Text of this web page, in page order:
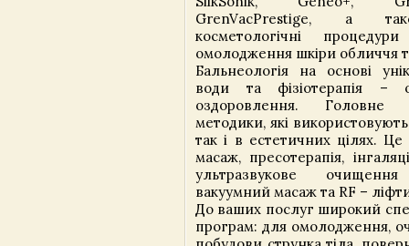
GrenVacPrestige, а
косметологічні
омолодження шкіри обличчя
Бальнеологія на основі
води та фізіотерапія –
оздоровлення. Головне
методики, які
так і в естетичних цілях.
масаж, пресотерапія,
ультразвукове
вакуумний масаж та RF –
До ваших послуг широкий
програм: для омолодження,